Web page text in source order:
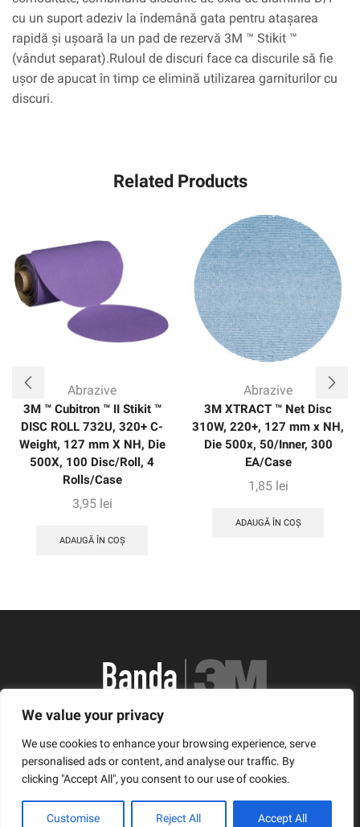
We value your privacy
We use cookies to enhance your browsing experience, serve
personalised ads or content, and analyse our traffic. By
clicking "Accept All", you consent to our use of cookies.
Customise Reject All Accept All
cu un suport adeziv la îndemână gata pentru atașarea
rapidă și ușoară la un pad de rezervă 3M ™ Stikit ™
(vândut separat).Ruloul de discuri face ca discurile să fie
ușor de apucat în timp ce elimină utilizarea garniturilor cu
discuri.
Related Products
Abrazive
3M ™ Cubitron ™ II Stikit ™
DISC ROLL 732U, 320+ C-
Weight, 127 mm X NH, Die
500X, 100 Disc/Roll, 4
Rolls/Case
3,95 lei
ADAUGĂ ÎN COȘ
Abrazive
3M XTRACT ™ Net Disc
310W, 220+, 127 mm x NH,
Die 500x, 50/Inner, 300
EA/Case
1,85 lei
ADAUGĂ ÎN COȘ
România, Arad, Calea Timisorii, Nr. 11
© Copyright 2021 | Banda3M.ro
Facebook
TwitterInstagram